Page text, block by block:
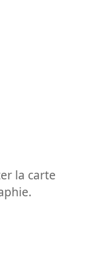
la carte